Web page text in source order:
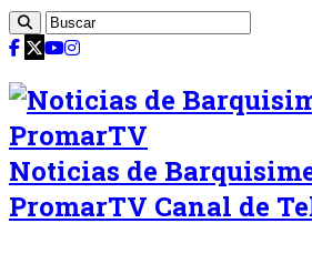
Noticias de
PromarTV Canal de